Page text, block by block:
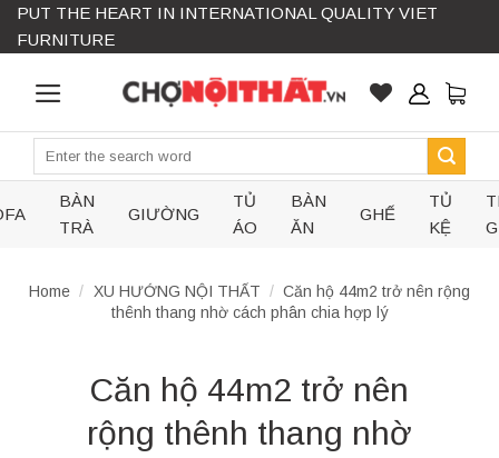
Skip
PUT THE HEART IN INTERNATIONAL QUALITY VIET
FURNITURE
Search
BÀN
TRÀ
GIƯỜNG
TỦ
ÁO
BÀN
ĂN
GHẾ
TỦ
KỆ
Home / XU HƯỚNG NỘI THẤT / Căn hộ 44m2 trở nên rộng
thênh thang nhờ cách phân chia hợp lý
Căn hộ 44m2 trở nên
rộng thênh thang nhờ